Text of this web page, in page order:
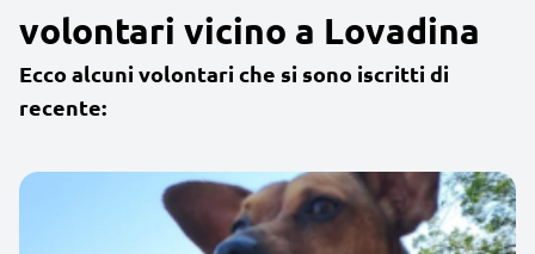
volontari vicino a Lovadina
Ecco alcuni volontari che si sono iscritti di
recente: